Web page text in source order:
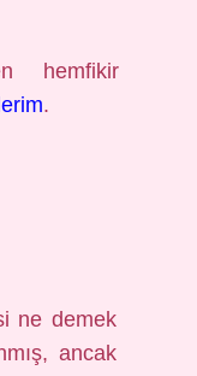
hemfikir
.
ne demek
ancak